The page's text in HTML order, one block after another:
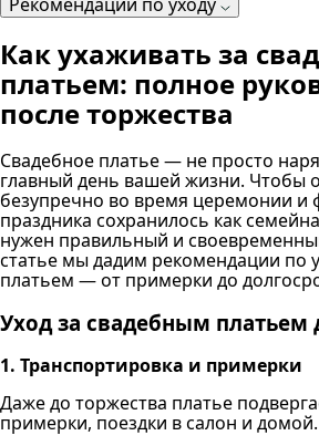
Как ухаживать за
платьем: полное
после торжества
Свадебное платье — не просто
главный день вашей жизни. Чтобы
безупречно во время церемонии и
праздника сохранилось как
нужен правильный и
статье мы дадим рекомендации по
платьем — от примерки до
Уход за свадебным платьем
1. Транспортировка и примерки
Даже до торжества платье
примерки, поездки в салон и домой.